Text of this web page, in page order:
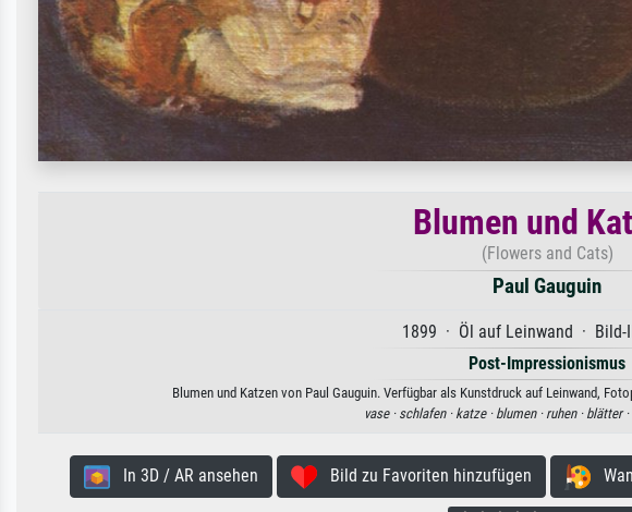
Blumen und
(Flowers and Cats)
Paul Gauguin
1899 · Öl auf Leinwand · Bild-
Post-Impressionismus
Blumen und Katzen von Paul Gauguin. Verfügbar als Kunstdruck auf Leinwand,
vase · schlafen · katze · blumen · ruhen · blätter ·
In 3D / AR ansehen Bild zu Favoriten hinzufügen